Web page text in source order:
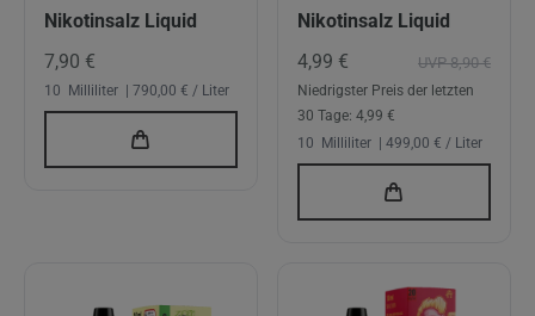
Nikotinsalz Liquid
7,90 €
10 Milliliter | 790,00 € / Liter
Nikotinsalz Liquid
UVP 8,90 €
4,99 €
Niedrigster Preis der letzten
30 Tage: 4,99 €
10
Milliliter | 499,00 € / Liter